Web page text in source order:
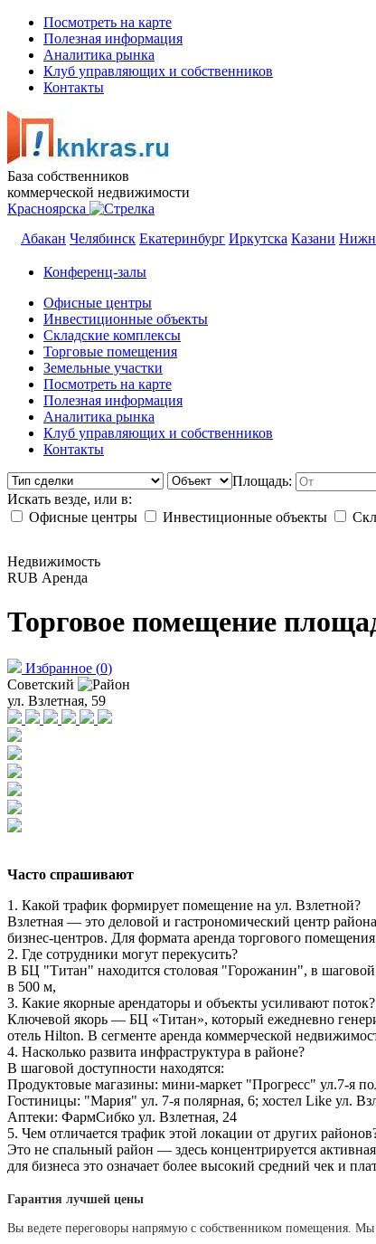
Посмотреть на карте
Полезная информация
Аналитика рынка
Клуб управляющих и собственников
Контакты
База собственников
коммерческой недвижимости
Красноярска
Абакан Челябинск Екатеринбург Иркутска Казани
Конференц-залы
Офисные центры
Инвестиционные объекты
Складские комплексы
Торговые помещения
Земельные участки
Посмотреть на карте
Полезная информация
Аналитика рынка
Клуб управляющих и собственников
Контакты
Площадь:
Искать везде, или в:
Офисные центры
Инвестиционные объекты
Недвижимость
RUB Аренда
Торговое помещение
Избранное (0)
Советский
ул. Взлетная, 59
Часто спрашивают
1. Какой трафик формирует помещение на ул. Взлетной?
Взлетная — это деловой и гастрономический центр
бизнес-центров. Для формата аренда торгового
2. Где сотрудники могут перекусить?
В БЦ "Титан" находится столовая "Горожанин", в
в 500 м,
3. Какие якорные арендаторы и объекты усиливают поток?
Ключевой якорь — БЦ «Титан», который ежедневно
отель Hilton. В сегменте аренда коммерческой
4. Насколько развита инфраструктура в районе?
В шаговой доступности находятся:
Продуктовые магазины: мини-маркет "Прогресс" ул.7-я
Гостиницы: "Мария" ул. 7-я полярная, 6; хостел Like ул.
Аптеки: ФармСибко ул. Взлетная, 24
5. Чем отличается трафик этой локации от других
Это не спальный район — здесь концентрируется
для бизнеса это означает более высокий средний чек и
Гарантия лучшей цены
Вы ведете переговоры напрямую с собственником помещения.